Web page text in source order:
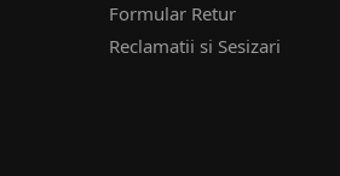
Formular Retur
Reclamatii si Sesizari